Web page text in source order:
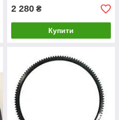
2 280 ₴
Купити